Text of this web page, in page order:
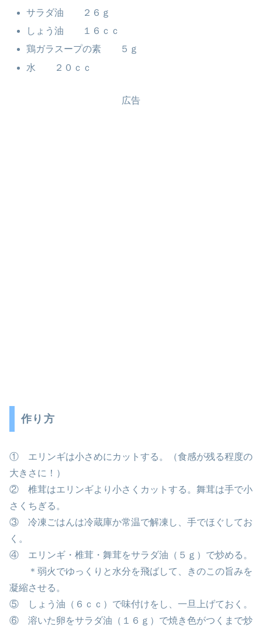
サラダ油 ２６ｇ
しょう油 １６ｃｃ
鶏ガラスープの素 ５ｇ
水 ２０ｃｃ
広告
作り方
① エリンギは小さめにカットする。（食感が残る程度の
大きさに！）
② 椎茸はエリンギより小さくカットする。舞茸は手で小
さくちぎる。
③ 冷凍ごはんは冷蔵庫か常温で解凍し、手でほぐしてお
く。
④ エリンギ・椎茸・舞茸をサラダ油（５ｇ）で炒める。
＊弱火でゆっくりと水分を飛ばして、きのこの旨みを
凝縮させる。
⑤ しょう油（６ｃｃ）で味付けをし、一旦上げておく。
⑥ 溶いた卵をサラダ油（１６ｇ）で焼き色がつくまで炒